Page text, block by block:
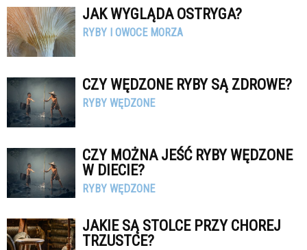
JAK WYGLĄDA OSTRYGA?
RYBY I OWOCE MORZA
CZY WĘDZONE RYBY SĄ ZDROWE?
RYBY WĘDZONE
CZY MOŻNA JEŚĆ RYBY WĘDZONE
W DIECIE?
RYBY WĘDZONE
JAKIE SĄ STOLCE PRZY CHOREJ
TRZUSTCE?